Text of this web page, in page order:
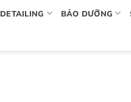
DETAILING BẢO DƯỠNG